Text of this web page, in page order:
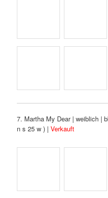
7. Martha My Dear | weiblich |
n s 25 w ) |Verkauft